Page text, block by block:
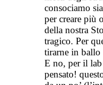
consociamo
per creare più
della nostra
tragico. Per
tirarne in ballo
E no, per il
pensato!